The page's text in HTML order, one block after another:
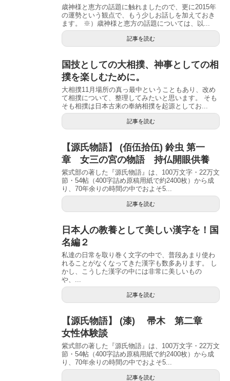
歳神様と恵方の話題に触れましたので、更に2015年
の運勢という観点で、もう少しお話しを加えておき
ます。 ※）歳神様と恵方の話題については、以...
記事を読む
国技としての大相撲、神事としての相
撲を楽しむために。
大相撲11月場所の真っ最中ということもあり、改め
て相撲について、整理してみたいと思います。 そも
そも相撲は日本古来の奉納相撲を起源としてお...
記事を読む
【源氏物語】 (佰伍拾伍) 鈴虫 第一
章 女三の宮の物語 持仏開眼供養
紫式部の著した『源氏物語』は、100万文字・22万文
節・54帖（400字詰め原稿用紙で約2400枚）から成
り、70年余りの時間の中でおよそ5...
記事を読む
日本人の教養として美しい漢字を！国
名編２
私達の日常を取り巻く文字の中で、普段あまり使わ
れることがなくなってきた漢字も数多あります。 し
かし、こうした漢字の中には非常に美しいもの
や、...
記事を読む
【源氏物語】 (漆) 帚木 第二章
女性体験談
紫式部の著した『源氏物語』は、100万文字・22万文
節・54帖（400字詰め原稿用紙で約2400枚）から成
り、70年余りの時間の中でおよそ5...
記事を読む